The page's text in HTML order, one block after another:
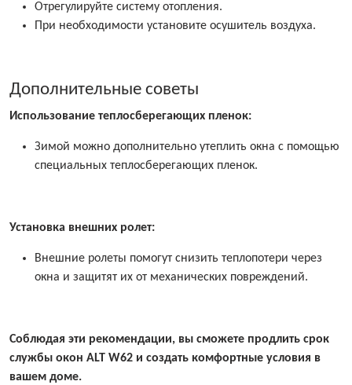
Отрегулируйте систему отопления.
При необходимости установите осушитель воздуха.
Дополнительные советы
Использование теплосберегающих пленок:
Зимой можно дополнительно утеплить окна с помощью
специальных теплосберегающих пленок.
Установка внешних ролет:
Внешние ролеты помогут снизить теплопотери через
окна и защитят их от механических повреждений.
Соблюдая эти рекомендации, вы сможете продлить срок
службы окон ALT W62 и создать комфортные условия в
вашем доме.